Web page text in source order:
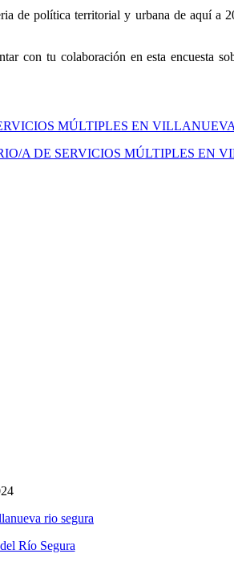
de política territorial y urbana de aquí a
con tu colaboración en esta encuesta
MÚLTIPLES EN
A DE SERVICIOS MÚLTIPLES EN